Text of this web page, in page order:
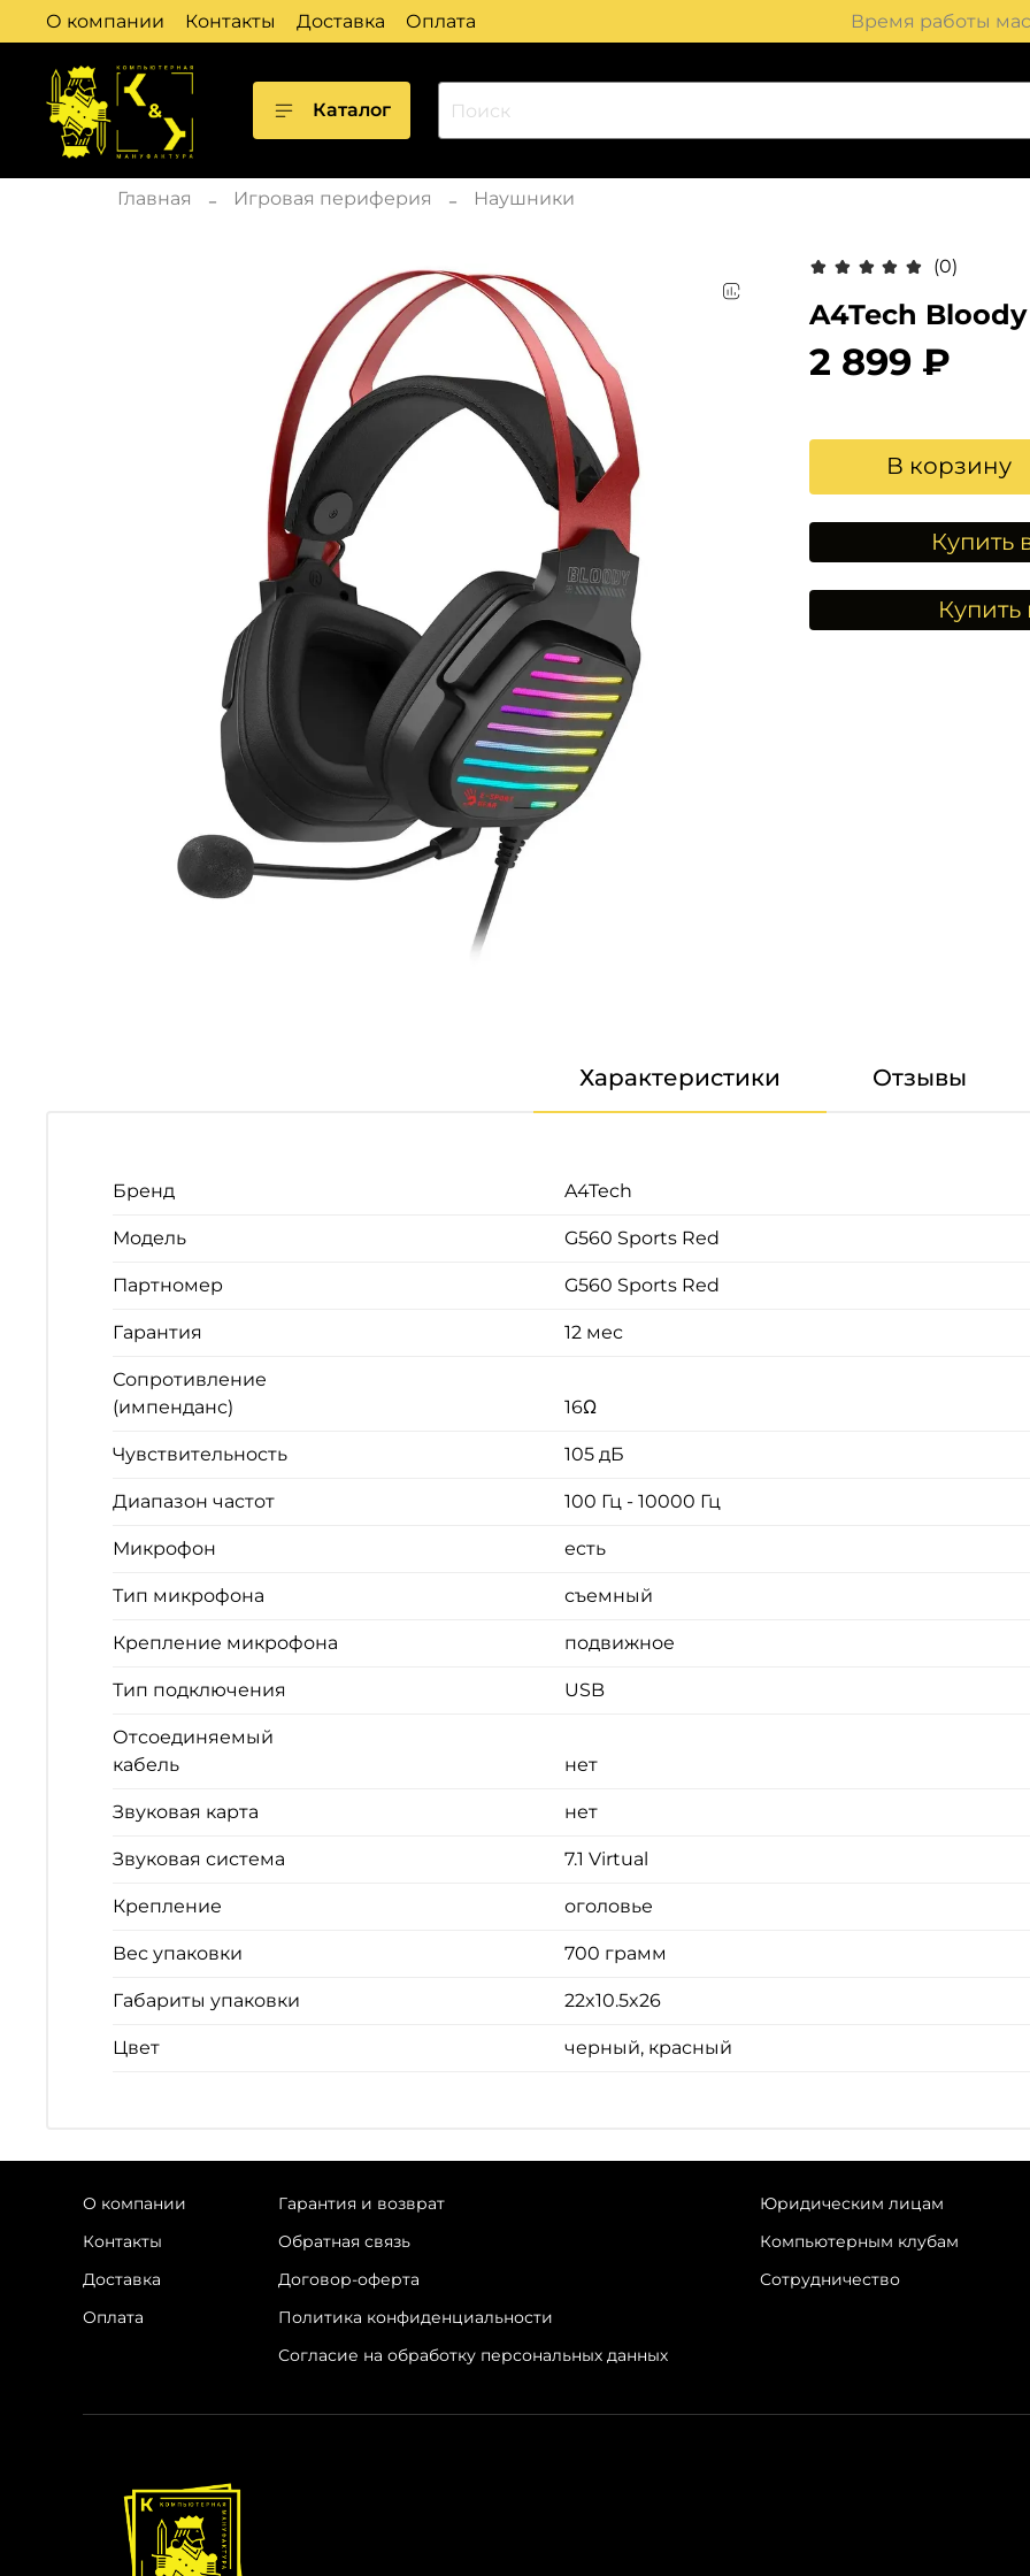
О компании Контакты Доставка Оплата Время работы
Каталог
Главная Игровая периферия Наушники
(0)
A4Tech
2 899 ₽
В корзину
Купить
Купить
Характеристики Отзывы
Бренд A4Tech
Модель G560 Sports Red
Партномер G560 Sports Red
Гарантия 12 мес
Сопротивление
(импенданс)
16Ω
Чувствительность 105 дБ
Диапазон частот 100 Гц - 10000 Гц
Микрофон есть
Тип микрофона съемный
Крепление микрофона подвижное
Тип подключения USB
Отсоединяемый
кабель
нет
Звуковая карта нет
Звуковая система 7.1 Virtual
Крепление оголовье
Вес упаковки 700 грамм
Габариты упаковки 22x10.5x26
Цвет черный, красный
О компании
Контакты
Доставка
Оплата
Гарантия и возврат
Обратная связь
Договор-оферта
Политика конфиденциальности
Согласие на обработку персональных данных
Юридическим лицам
Компьютерным клубам
Сотрудничество